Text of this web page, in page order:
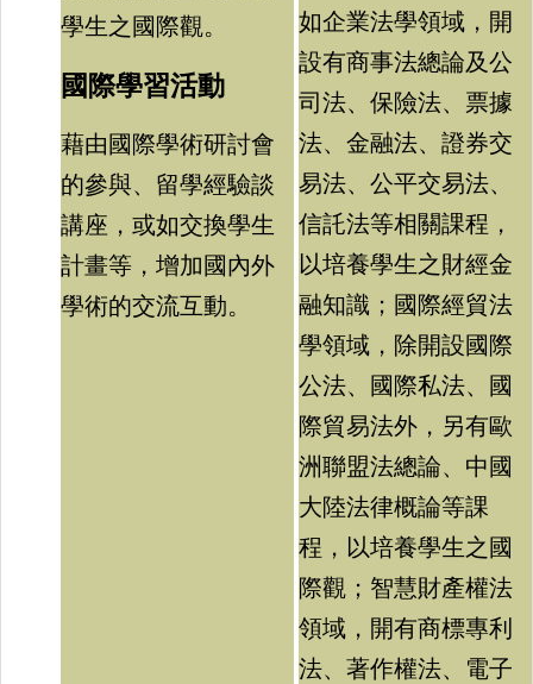
學生之國際觀。
國際學習活動
藉由國際學術研討會
的參與、留學經驗談
講座，或如交換學生
計畫等，增加國內外
學術的交流互動。
如企業法學領域，開
設有商事法總論及公
司法、保險法、票據
法、金融法、證券交
易法、公平交易法、
信託法等相關課程，
以培養學生之財經金
融知識；國際經貿法
學領域，除開設國際
公法、國際私法、國
際貿易法外，另有歐
洲聯盟法總論、中國
大陸法律概論等課
程，以培養學生之國
際觀；智慧財產權法
領域，開有商標專利
法、著作權法、電子